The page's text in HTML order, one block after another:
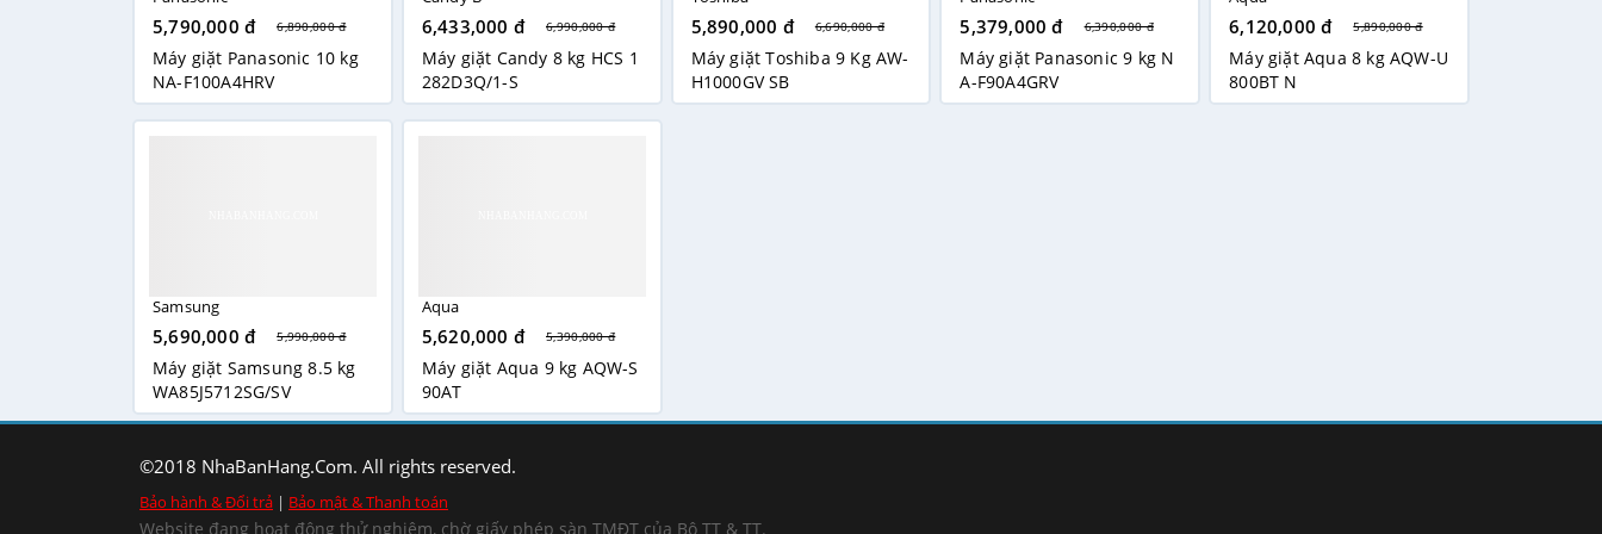
5,790,000 đ 6,890,000 đ
Máy giặt Panasonic 10 kg
NA-F100A4HRV
6,433,000 đ 6,990,000 đ
Máy giặt Candy 8 kg HCS 1
282D3Q/1-S
5,890,000 đ 6,690,000 đ
Máy giặt Toshiba 9 Kg AW-
H1000GV SB
5,379,000 đ 6,390,000 đ
Máy giặt Panasonic 9 kg N
A-F90A4GRV
6,120,000 đ 5,890,000 đ
Máy giặt Aqua 8 kg AQW-U
800BT N
Samsung
5,690,000 đ 5,990,000 đ
Máy giặt Samsung 8.5 kg
WA85J5712SG/SV
Aqua
5,620,000 đ 5,390,000 đ
Máy giặt Aqua 9 kg AQW-S
90AT
©2018 NhaBanHang.Com. All rights reserved.
Bảo hành & Đổi trả | Bảo mật & Thanh toán
Website đang hoạt động thử nghiệm, chờ giấy phép sàn TMĐT của Bộ TT & TT.